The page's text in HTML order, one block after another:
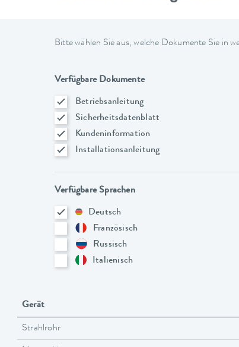
Bitte wählen Sie aus, welche Dokumente Sie in
Verfügbare Dokumente
Betriebsanleitung
Sicherheitsdatenblatt
Kundeninformation
Installationsanleitung
Verfügbare Sprachen
Deutsch
Französisch
Russisch
Italienisch
Gerät
Strahlrohr